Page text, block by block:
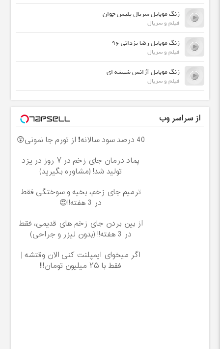
زنگ موبایل سریال پلیس جوان
فیلم و سریال
زنگ موبایل رضا یزدانی 96
فیلم و سریال
زنگ موبایل آژانس شیشه ای
فیلم و سریال
از سراسر وب
40 درصد سود سالانه❗ از تورم جا نمونی😲
پماد درمان جای زخم در ۷ روز در یزد
تولید شد! (مشاوره بگیرید)
ترمیم جای زخم، بخیه و سوختگی فقط
در 3 هفته!!😍
از بین بردن جای زخم های قدیمی، فقط
در 3 هفته!! (بدون لیزر و جراحی)
اگر میخوای ایمپلنت کنی الان وقتشه |
فقط با ۲۵ میلیون تومان!!!